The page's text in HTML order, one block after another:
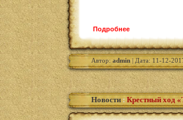
Подробнее
Автор:admin| Дата: 11-12-
Новости : Крестный ход